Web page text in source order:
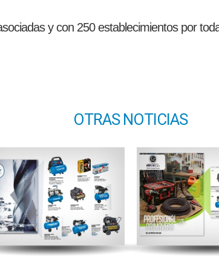
y con 250 establecimientos por
OTRAS NOTICIAS